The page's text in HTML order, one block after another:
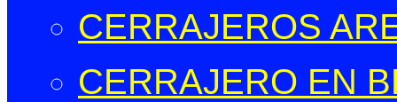
CERRAJEROS
CERRAJERO EN